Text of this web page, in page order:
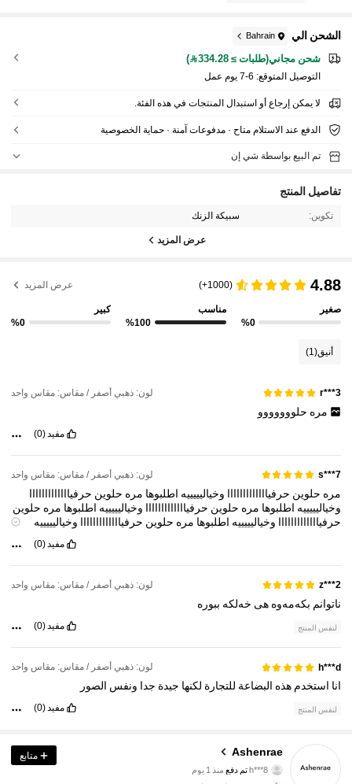
الشحن الي Bahrain
شحن مجاني(طلبات ≥ 334.28)
التوصيل المتوقع: 6-7 يوم عمل
لا يمكن إرجاع أو استبدال المنتجات في هذه الفئة.
الدفع عند الاستلام متاح · مدفوعات آمنة · حماية الخصوصية
تم البيع بواسطة شي إن
تفاصيل المنتج
تكوين: سبيكة الزنك
عرض المزيد
4.88
(1000+) عرض المزيد
صغير
%0
مناسب
%100
كبير
%0
أنيق(1)
r***3 لون: ذهبي أصفر / مقاس: مقاس واحد
مره حلووووووو
مفيد(0)
s***7 لون: ذهبي أصفر / مقاس: مقاس واحد
مره حلوين حرفيااااااااااااا وخياليييييه اطلبوها مره حلوين حرفيااااااااااااا
وخياليييييه اطلبوها مره حلوين حرفيااااااااااااا وخياليييييه اطلبوها مره حلوين
حرفيااااااااااااا وخياليييييه اطلبوها مره حلوين حرفيااااااااااااا وخياليييييه
مفيد(0)
z***2 لون: ذهبي أصفر / مقاس: مقاس واحد
ناتوانم بکەمەوەهی خەلکە ببورە
لنفس المنتج مفيد(0)
h***d لون: ذهبي أصفر / مقاس: مقاس واحد
انا استخدمهذه البضاعة للتجارة لكنها جيدة جدا ونفس الصور
لنفس المنتج مفيد(0)
Ashenrae
4.70
206 متابعون
h***8تم دفع منذ 1 يوم
متابع